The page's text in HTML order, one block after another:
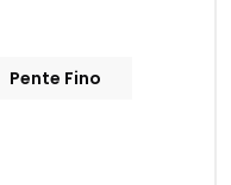
Pente Fino